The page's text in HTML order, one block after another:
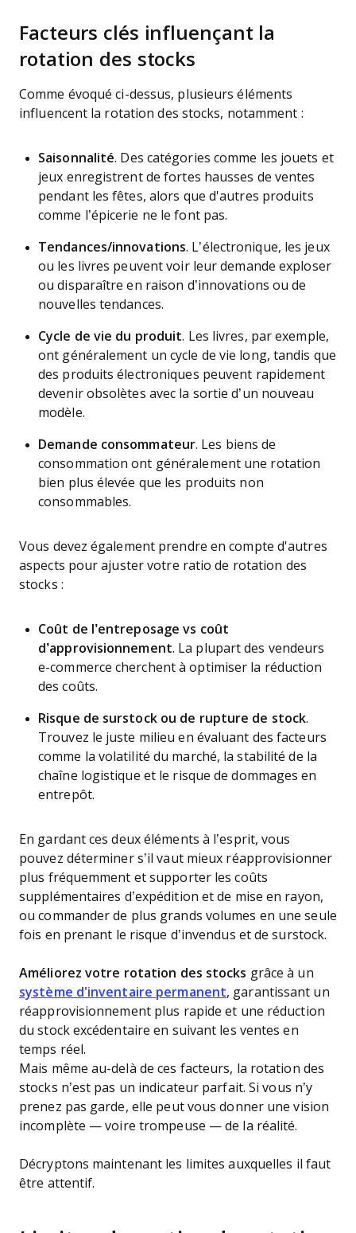
Facteurs clés influençant la
rotation des stocks
Comme évoqué ci-dessus, plusieurs éléments
influencent la rotation des stocks, notamment :
Saisonnalité. Des catégories comme les jouets et
jeux enregistrent de fortes hausses de ventes
pendant les fêtes, alors que d'autres produits
comme l’épicerie ne le font pas.
Tendances/innovations. L’électronique, les jeux
ou les livres peuvent voir leur demande exploser
ou disparaître en raison d’innovations ou de
nouvelles tendances.
Cycle de vie du produit. Les livres, par exemple,
ont généralement un cycle de vie long, tandis que
des produits électroniques peuvent rapidement
devenir obsolètes avec la sortie d’un nouveau
modèle.
Demande consommateur. Les biens de
consommation ont généralement une rotation
bien plus élevée que les produits non
consommables.
Vous devez également prendre en compte d'autres
aspects pour ajuster votre ratio de rotation des
stocks :
Coût de l’entreposage vs coût
d’approvisionnement. La plupart des vendeurs
e-commerce cherchent à optimiser la réduction
des coûts.
Risque de surstock ou de rupture de stock.
Trouvez le juste milieu en évaluant des facteurs
comme la volatilité du marché, la stabilité de la
chaîne logistique et le risque de dommages en
entrepôt.
En gardant ces deux éléments à l’esprit, vous
pouvez déterminer s’il vaut mieux réapprovisionner
plus fréquemment et supporter les coûts
supplémentaires d’expédition et de mise en rayon,
ou commander de plus grands volumes en une seule
fois en prenant le risque d’invendus et de surstock.
Améliorez votre rotation des stocks grâce à un
système d'inventaire permanent, garantissant un
réapprovisionnement plus rapide et une réduction
du stock excédentaire en suivant les ventes en
temps réel.
Mais même au-delà de ces facteurs, la rotation des
stocks n’est pas un indicateur parfait. Si vous n’y
prenez pas garde, elle peut vous donner une vision
incomplète — voire trompeuse — de la réalité.
Décryptons maintenant les limites auxquelles il faut
être attentif.